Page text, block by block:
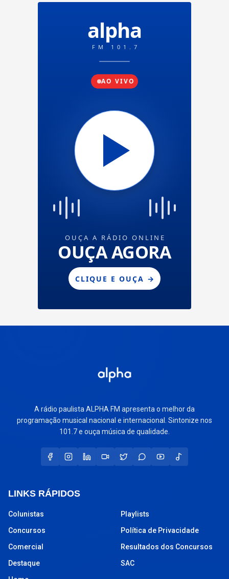
A rádio paulista ALPHA FM apresenta o melhor da
programação musical nacional e internacional. Sintonize nos
101.7 e ouça música de qualidade.
LINKS RÁPIDOS
Colunistas
Concursos
Comercial
Destaque
Playlists
Política de Privacidade
Resultados dos Concursos
SAC